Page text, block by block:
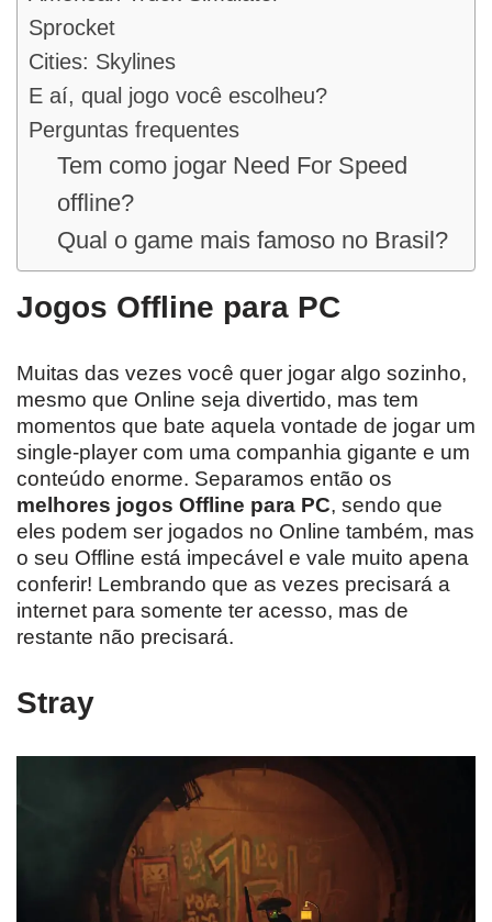
Sprocket
Cities: Skylines
E aí, qual jogo você escolheu?
Perguntas frequentes
Tem como jogar Need For Speed
offline?
Qual o game mais famoso no Brasil?
Jogos Offline para PC
Muitas das vezes você quer jogar algo sozinho,
mesmo que Online seja divertido, mas tem
momentos que bate aquela vontade de jogar um
single-player com uma companhia gigante e um
conteúdo enorme. Separamos então os
melhores jogos Offline para PC, sendo que
eles podem ser jogados no Online também, mas
o seu Offline está impecável e vale muito apena
conferir! Lembrando que as vezes precisará a
internet para somente ter acesso, mas de
restante não precisará.
Stray